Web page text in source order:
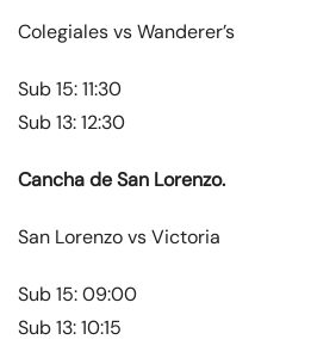
Colegiales vs Wanderer’s
Sub 15: 11:30
Sub 13: 12:30
Cancha de San Lorenzo.
San Lorenzo vs Victoria
Sub 15: 09:00
Sub 13: 10:15